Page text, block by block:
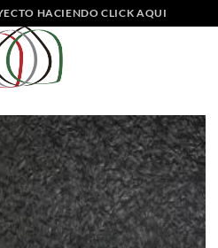
HACIENDO CLICK AQUI